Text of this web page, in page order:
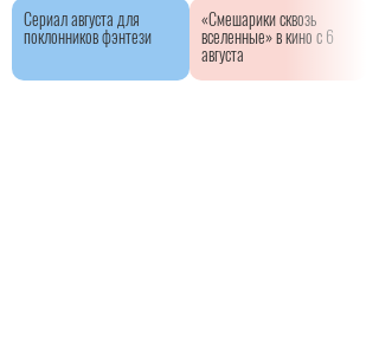
Сериал августа для
поклонников фэнтези
«Смешарики сквозь
вселенные» в кино с 6
августа